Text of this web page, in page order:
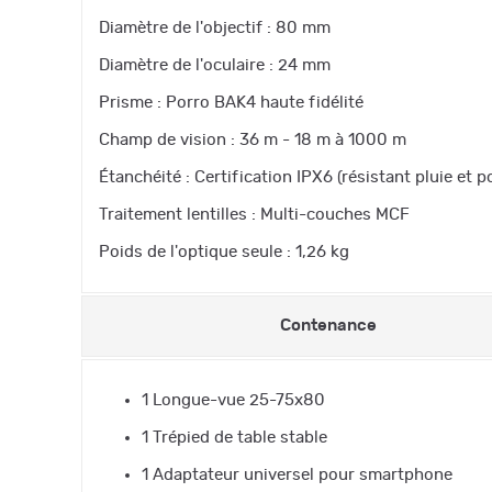
Diamètre de l'objectif : 80 mm
Diamètre de l'oculaire : 24 mm
Prisme : Porro BAK4 haute fidélité
Champ de vision : 36 m - 18 m à 1000 m
Étanchéité : Certification IPX6 (résistant pluie et
Traitement lentilles : Multi-couches MCF
Poids de l'optique seule : 1,26 kg
Contenance
1 Longue-vue 25-75x80
1 Trépied de table stable
1 Adaptateur universel pour smartphone